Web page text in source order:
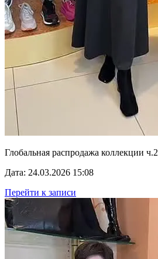
Глобальная распродажа коллекции ч.2
Дата: 24.03.2026 15:08
Перейти к записи